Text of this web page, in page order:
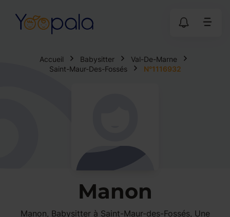
Accueil Babysitter
Val-De-Marne
Saint-Maur-Des-Fossés
N°1116932
Manon
Manon, Babysitter à Saint-Maur-des-Fossés, Une